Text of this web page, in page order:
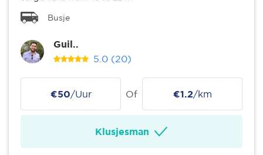
Busje
Guil..
5.0 (20)
€50/Uur Of €1.2/km
Klusjesman